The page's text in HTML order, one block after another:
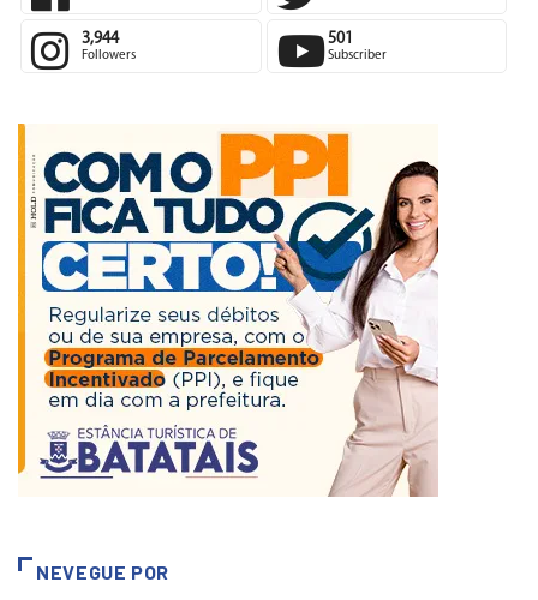
3,944 501
NEVEGUE POR